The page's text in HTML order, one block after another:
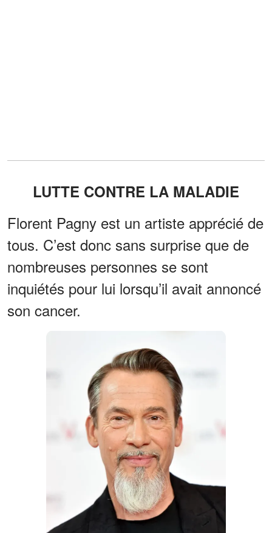
LUTTE CONTRE LA MALADIE
Florent Pagny est un artiste apprécié de
tous. C’est donc sans surprise que de
nombreuses personnes se sont
inquiétés pour lui lorsqu’il avait annoncé
son cancer.